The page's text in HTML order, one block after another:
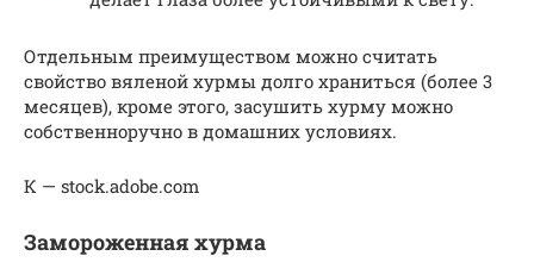
Отдельным преимуществом можно считать
свойство вяленой хурмы долго храниться (более 3
месяцев), кроме этого, засушить хурму можно
собственноручно в домашних условиях.
К — stock.adobe.com
Замороженная хурма